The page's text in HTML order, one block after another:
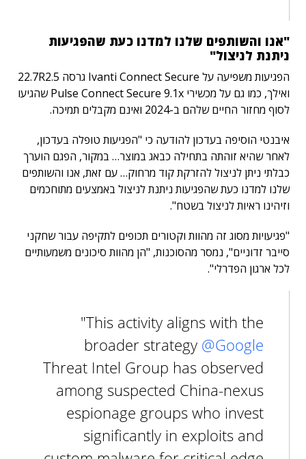
"אנו והשותפים שלנו למדנו כעת שהפגיעות
ניתנת לניצול"
הפגיעות משפיעה על Ivanti Connect Secure גרסה 22.7R2.5
ואילך, כמו גם על מכשירי Pulse Connect Secure 9.1x שהגיעו
לסוף מחזור החיים שלהם ב-2024 ואינם מקבלים תמיכה.
איבנטי הוסיפה בעדכון להודעה כי "הפגיעות טופלה בעדכון,
לאחר שהיא זוהתה בתחילה כבאג במוצר… במקור, הפגם הוערך
כבלתי ניתן לניצול להזרקת קוד מרחוק… עם זאת, אנו והשותפים
שלנו למדנו כעת שהפגיעות ניתנת לניצול באמצעים מתוחכמים
וזיהינו ראיות לניצול בשטח".
"פגיעויות מסוג זה מהוות וקטורים תכופים לתקיפה עבור שחקני
סייבר זדוניים", נמסר מהסוכנות, "הן מהוות סיכונים משמעותיים
לכל ארגון הפדרלי".
"This activity aligns with the
broader strategy @Google
Threat Intel Group has observed
among suspected China-nexus
espionage groups who invest
significantly in exploits and